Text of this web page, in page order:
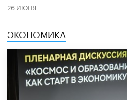
26 ИЮНЯ
ЭКОНОМИКА